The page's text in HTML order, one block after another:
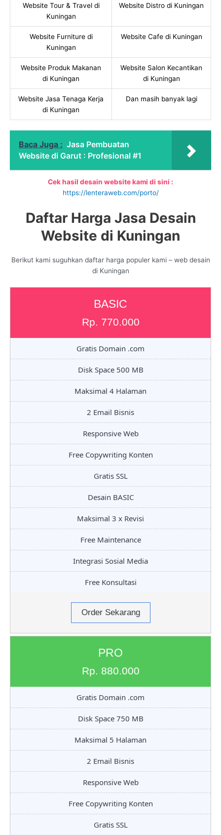
Website Tour & Travel di
Kuningan
Website Distro di Kuningan
Website Furniture di
Kuningan
Website Cafe di Kuningan
Website Produk Makanan
di Kuningan
Website Salon Kecantikan
di Kuningan
Website Jasa Tenaga Kerja
di Kuningan
Dan masih banyak lagi
Baca Juga : Jasa Pembuatan
Website di Garut : Profesional #1
Cek hasil desain website kami di sini :
https://lenteraweb.com/porto/
Daftar Harga Jasa Desain
Website di Kuningan
Berikut kami suguhkan daftar harga populer kami – web desain
di Kuningan
BASIC
Rp. 770.000
Gratis Domain .com
Disk Space 500 MB
Maksimal 4 Halaman
2 Email Bisnis
Responsive Web
Free Copywriting Konten
Gratis SSL
Desain BASIC
Maksimal 3 x Revisi
Free Maintenance
Integrasi Sosial Media
Free Konsultasi
Order Sekarang
PRO
Rp. 880.000
Gratis Domain .com
Disk Space 750 MB
Maksimal 5 Halaman
2 Email Bisnis
Responsive Web
Free Copywriting Konten
Gratis SSL